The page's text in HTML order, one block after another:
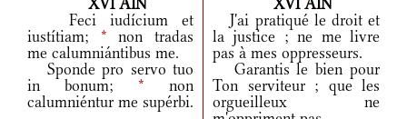
XVI AIN
XVI AIN
Feci iudícium et
iustítiam; * non tradas
me calumniántibus me.
J'ai pratiqué le droit et
la justice ; ne me livre
pas à mes oppresseurs.
Sponde pro servo tuo
in bonum; * non
calumniéntur me supérbi.
Garantis le bien pour
Ton serviteur ; que les
orgueilleux ne